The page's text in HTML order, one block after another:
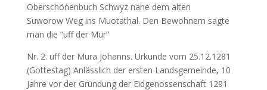
Oberschönenbuch Schwyz nahe dem alten
Suworow Weg ins Muotathal. Den Bewohnern sagte
man die “uff der Mur”
Nr. 2. uff der Mura Johanns. Urkunde vom 25.12.1281
(Gottestag) Anlässlich der ersten Landsgemeinde, 10
Jahre vor der Gründung der Eidgenossenschaft 1291